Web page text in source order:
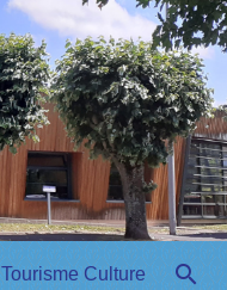
Tourisme Culture
search